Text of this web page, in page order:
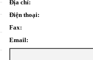
Địa chỉ:
Điện thoại:
Fax:
Email: